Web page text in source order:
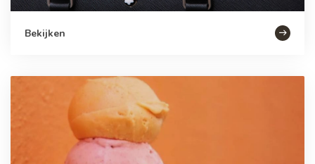
Bekijken